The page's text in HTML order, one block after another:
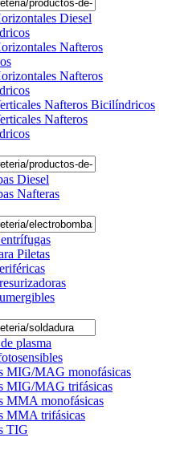
Diesel
Nafteros
Nafteros
Nafteros Bicilíndricos
Nafteros
Diesel
Nafteras
Piletas
plasma
MIG/MAG monofásicas
MIG/MAG trifásicas
MMA monofásicas
MMA trifásicas
TIG